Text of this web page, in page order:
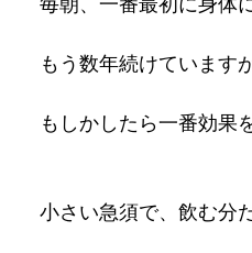
毎朝、一番最初に身体
もう数年続けていますが
もしかしたら一番効果
小さい急須で、飲む分